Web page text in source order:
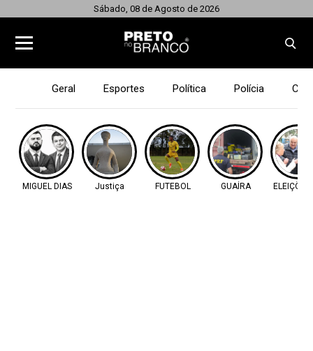
Sábado, 08 de Agosto de 2026
Geral Esportes Política Polícia
MIGUEL DIAS Justiça FUTEBOL GUAÍRA